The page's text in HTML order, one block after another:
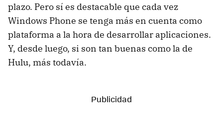
plazo. Pero sí es destacable que cada vez
Windows Phone se tenga más en cuenta como
plataforma a la hora de desarrollar aplicaciones.
Y, desde luego, si son tan buenas como la de
Hulu, más todavía.